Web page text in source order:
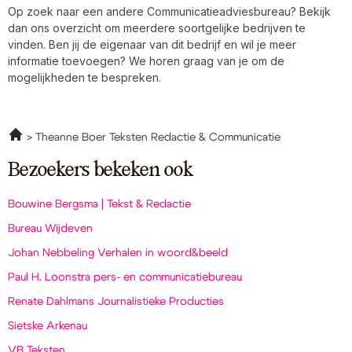
Op zoek naar een andere Communicatieadviesbureau? Bekijk
dan ons overzicht om meerdere soortgelijke bedrijven te
vinden. Ben jij de eigenaar van dit bedrijf en wil je meer
informatie toevoegen? We horen graag van je om de
mogelijkheden te bespreken.
Theanne Boer Teksten Redactie & Communicatie
Bezoekers bekeken ook
Bouwine Bergsma | Tekst & Redactie
Bureau Wijdeven
Johan Nebbeling Verhalen in woord&beeld
Paul H. Loonstra pers- en communicatiebureau
Renate Dahlmans Journalistieke Producties
Sietske Arkenau